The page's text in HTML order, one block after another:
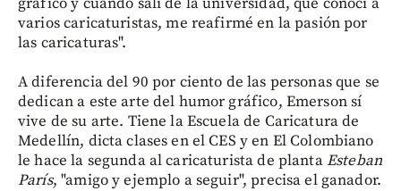
varios caricaturistas, me reafirmé en la pasión por
las caricaturas".
A diferencia del 90 por ciento de las personas que se
dedican a este arte del humor gráfico, Emerson sí
vive de su arte. Tiene la Escuela de Caricatura de
Medellín, dicta clases en el CES y en El Colombiano
le hace la segunda al caricaturista de plantaEsteban
París, "amigo y ejemplo a seguir", precisa el ganador.